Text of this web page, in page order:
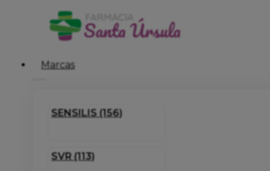
Marcas
SENSILIS (156)
SVR (113)